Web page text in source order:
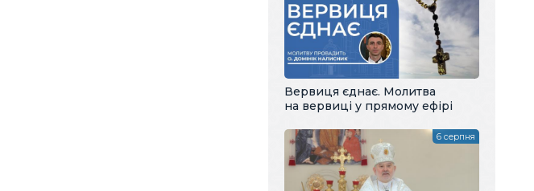
Вервиця єднає. Молитва
на вервиці у прямому ефірі
6 серпня